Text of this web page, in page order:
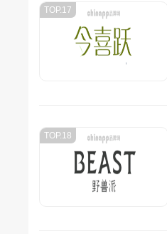
TOP.17
TOP.18